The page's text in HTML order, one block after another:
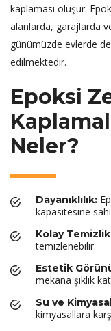
kaplaması oluşur.
alanlarda, garajlarda
günümüzde evlerde
edilmektedir.
Epoksi
Neler?
Dayanıklılık:
kapasitesine
Kolay
temizlenebilir.
Estetik
mekana şıklık
Su ve
kimyasallara